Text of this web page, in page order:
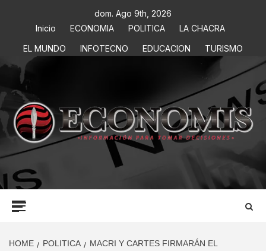
dom. Ago 9th, 2026
Inicio
ECONOMIA POLITICA
LA CHACRA
EL MUNDO
INFOTECNO EDUCACION TURISMO
ECONOMIS
INFORMACIÓN PARA TOMAR DECISIONES
HOME POLITICA
MACRI Y CARTES FIRMARÁN EL